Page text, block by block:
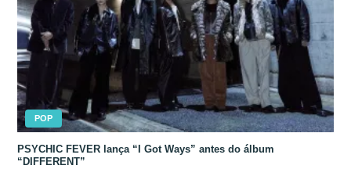
POP
PSYCHIC FEVER lança “I Got Ways” antes do álbum
“DIFFERENT”